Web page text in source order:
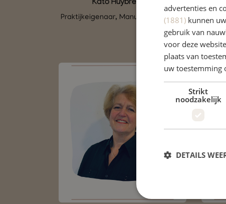
Kato Huybrechts
Praktijkeigenaar, Manueel therapeut
advertenties en
(1881) kunnen
gebruik van
voor deze
plaats van
uw toestemming
Strikt
noodzakelijk
DETAILS